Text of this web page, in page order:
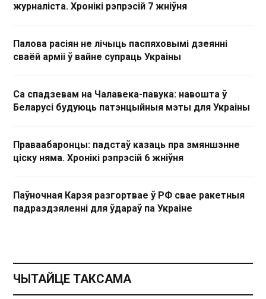
журналіста. Хронікі рэпрэсій 7 жніўня
Палова расіян не лічыць паспяховымі дзеянні
сваёй арміі ў вайне супраць Украіны
Са спадзевам на Чалавека-павука: навошта ў
Беларусі будуюць патэнцыйныя мэты для Украіны
Праваабаронцы: падстаў казаць пра змяншэнне
ціску няма. Хронікі рэпрэсій 6 жніўня
Паўночная Карэя разгортвае ў РФ свае ракетныя
падраздзяленні для ўдараў па Украіне
ЧЫТАЙЦЕ ТАКСАМА